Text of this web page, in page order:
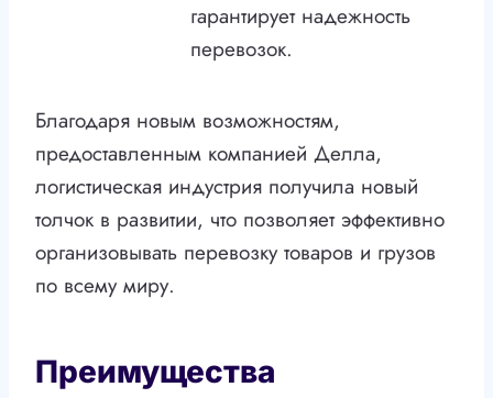
гарантирует надежность
перевозок.
Благодаря новым возможностям,
предоставленным компанией Делла,
логистическая индустрия получила новый
толчок в развитии, что позволяет эффективно
организовывать перевозку товаров и грузов
по всему миру.
Преимущества